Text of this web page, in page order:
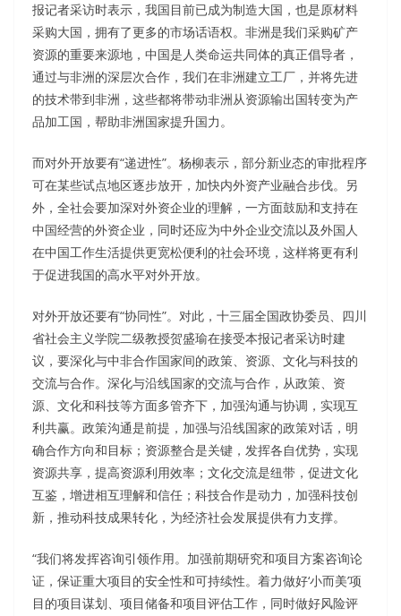
报记者采访时表示，我国目前已成为制造大国，也是原材料
采购大国，拥有了更多的市场话语权。非洲是我们采购矿产
资源的重要来源地，中国是人类命运共同体的真正倡导者，
通过与非洲的深层次合作，我们在非洲建立工厂，并将先进
的技术带到非洲，这些都将带动非洲从资源输出国转变为产
品加工国，帮助非洲国家提升国力。
而对外开放要有“递进性”。杨柳表示，部分新业态的审批程序
可在某些试点地区逐步放开，加快内外资产业融合步伐。另
外，全社会要加深对外资企业的理解，一方面鼓励和支持在
中国经营的外资企业，同时还应为中外企业交流以及外国人
在中国工作生活提供更宽松便利的社会环境，这样将更有利
于促进我国的高水平对外开放。
对外开放还要有“协同性”。对此，十三届全国政协委员、四川
省社会主义学院二级教授贺盛瑜在接受本报记者采访时建
议，要深化与中非合作国家间的政策、资源、文化与科技的
交流与合作。深化与沿线国家的交流与合作，从政策、资
源、文化和科技等方面多管齐下，加强沟通与协调，实现互
利共赢。政策沟通是前提，加强与沿线国家的政策对话，明
确合作方向和目标；资源整合是关键，发挥各自优势，实现
资源共享，提高资源利用效率；文化交流是纽带，促进文化
互鉴，增进相互理解和信任；科技合作是动力，加强科技创
新，推动科技成果转化，为经济社会发展提供有力支撑。
“我们将发挥咨询引领作用。加强前期研究和项目方案咨询论
证，保证重大项目的安全性和可持续性。着力做好‘小而美’项
目的项目谋划、项目储备和项目评估工作，同时做好风险评